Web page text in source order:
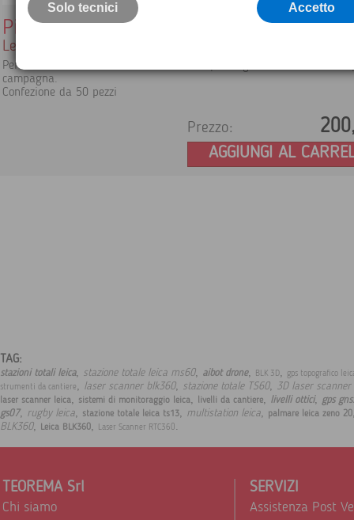
Picchetti in legno - confezione da 50
Legno stagionato con testa verniciata h. 50 cm
Per lavori di tracciamento nel terreno o per segnalare e delimitare
campagna.
Confezione da 50 pezzi
Prezzo:
AGGIUNGI AL
TAG:
stazioni totali leica, stazione totale leica ms60, aibot drone, BLK 3D,
gps topografico
strumenti da cantiere, laser scanner blk360, stazione totale TS60, 3D laser scanner
laser scanner leica, sistemi di monitoraggio leica, livelli da cantiere, livelli ottici, gps
gs07, rugby leica, stazione totale leica ts13, multistation leica, palmare leica zeno 20
BLK360, Leica BLK360, Laser Scanner RTC360.
TEOREMA Srl
Chi siamo
SERVIZI
Assistenza Post
Solo tecnici Accetto